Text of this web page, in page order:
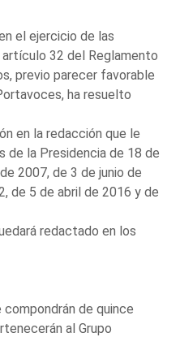
el ejercicio de las
32 del Reglamento
previo parecer favorable
ha resuelto
en la redacción que le
de la Presidencia de 18 de
2007, de 3 de junio de
de 5 de abril de 2016 y de
redactado en los
de quince
al Grupo